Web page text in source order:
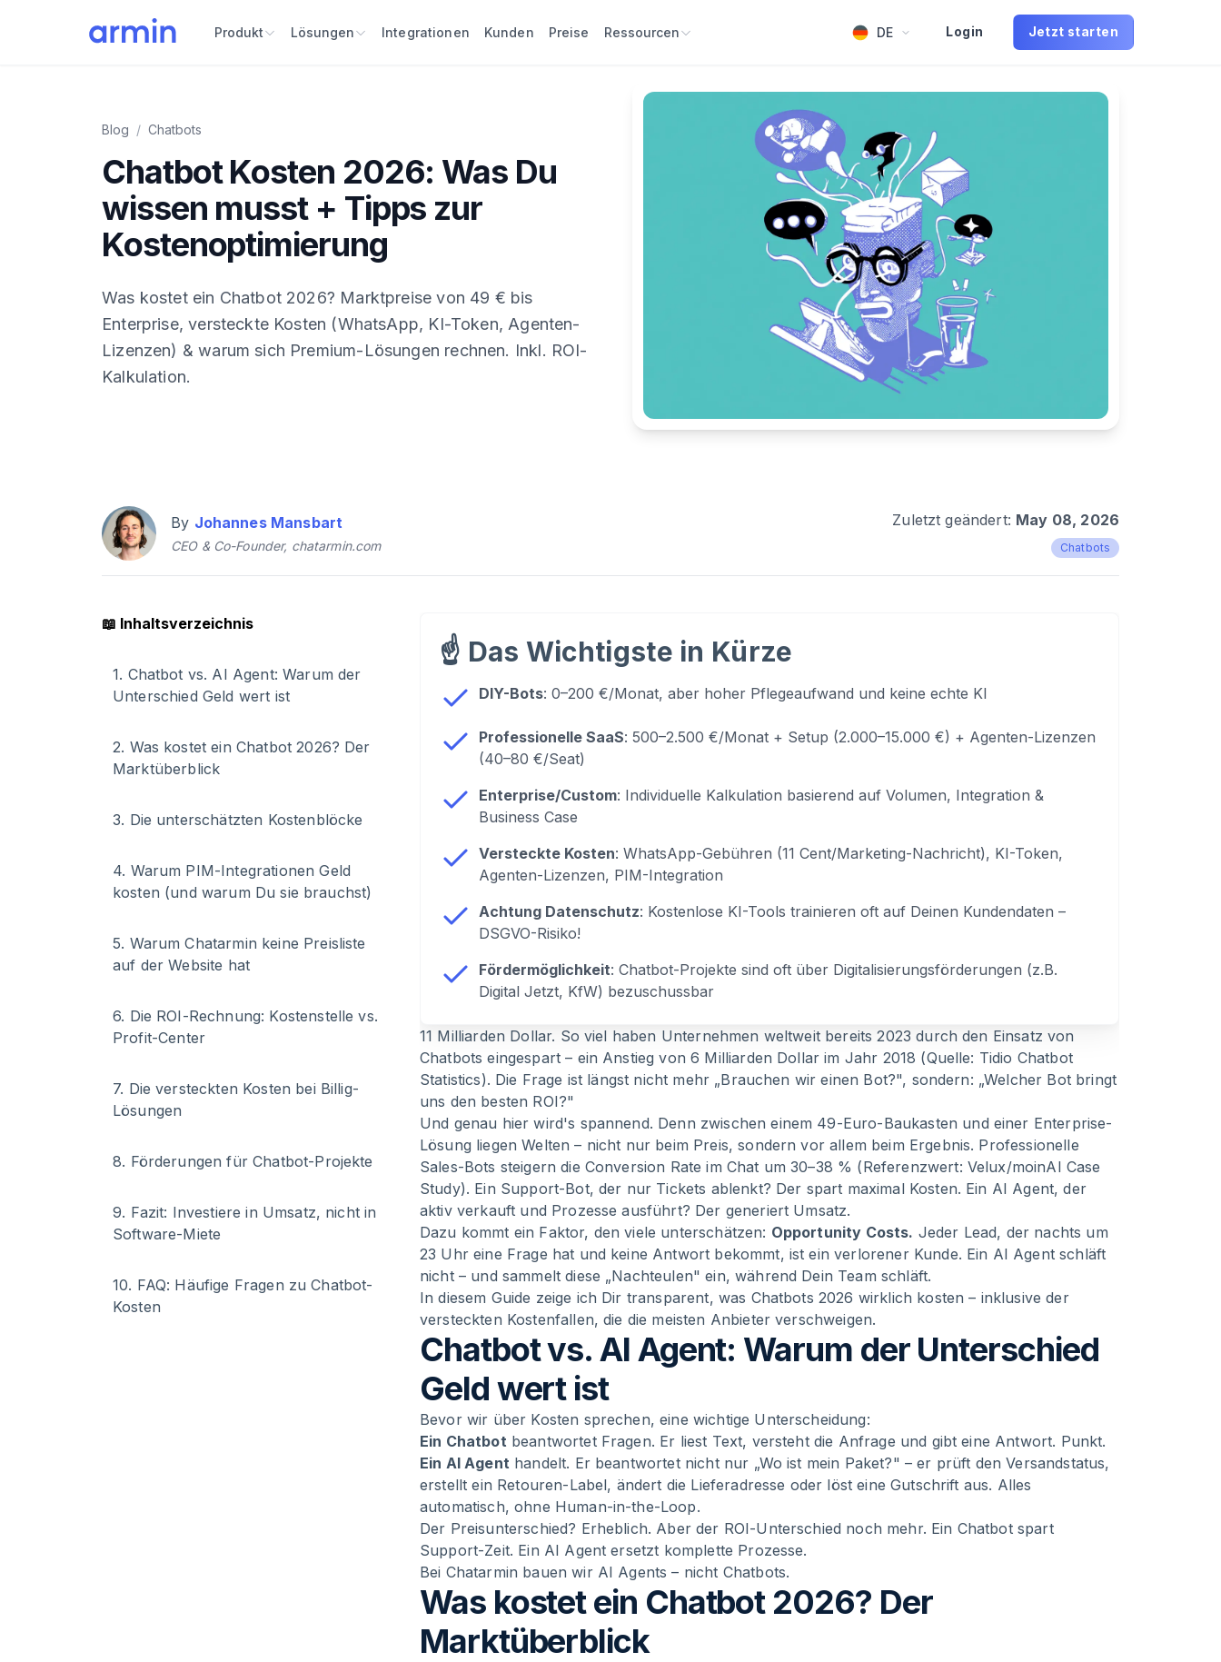
Produkt Lösungen Integrationen Kunden Preise Ressourcen DE Login Jetzt starten
Blog / Chatbots
Chatbot Kosten 2026: Was Du
wissen musst + Tipps zur
Kostenoptimierung
Was kostet ein Chatbot 2026? Marktpreise von 49 € bis
Enterprise, versteckte Kosten (WhatsApp, KI-Token, Agenten-
Lizenzen) & warum sich Premium-Lösungen rechnen. Inkl. ROI-
Kalkulation.
By Johannes Mansbart
CEO & Co-Founder, chatarmin.com
Zuletzt geändert: May 08, 2026
Chatbots
📖 Inhaltsverzeichnis
1. Chatbot vs. AI Agent: Warum der
Unterschied Geld wert ist
2. Was kostet ein Chatbot 2026? Der
Marktüberblick
3. Die unterschätzten Kostenblöcke
4. Warum PIM-Integrationen Geld
kosten (und warum Du sie brauchst)
5. Warum Chatarmin keine Preisliste
auf der Website hat
6. Die ROI-Rechnung: Kostenstelle vs.
Profit-Center
7. Die versteckten Kosten bei Billig-
Lösungen
8. Förderungen für Chatbot-Projekte
9. Fazit: Investiere in Umsatz, nicht in
Software-Miete
10. FAQ: Häufige Fragen zu Chatbot-
Kosten
☝️ Das Wichtigste in Kürze
DIY-Bots: 0–200 €/Monat, aber hoher Pflegeaufwand und keine echte KI
Professionelle SaaS: 500–2.500 €/Monat + Setup (2.000–15.000 €) + Agenten-Lizenzen
(40–80 €/Seat)
Enterprise/Custom: Individuelle Kalkulation basierend auf Volumen, Integration &
Business Case
Versteckte Kosten: WhatsApp-Gebühren (11 Cent/Marketing-Nachricht), KI-Token,
Agenten-Lizenzen, PIM-Integration
Achtung Datenschutz: Kostenlose KI-Tools trainieren oft auf Deinen Kundendaten –
DSGVO-Risiko!
Fördermöglichkeit: Chatbot-Projekte sind oft über Digitalisierungsförderungen (z.B.
Digital Jetzt, KfW) bezuschussbar
11 Milliarden Dollar. So viel haben Unternehmen weltweit bereits 2023 durch den Einsatz von
Chatbots eingespart – ein Anstieg von 6 Milliarden Dollar im Jahr 2018 (Quelle: Tidio Chatbot
Statistics). Die Frage ist längst nicht mehr „Brauchen wir einen Bot?", sondern: „Welcher Bot bringt
uns den besten ROI?"
Und genau hier wird's spannend. Denn zwischen einem 49-Euro-Baukasten und einer Enterprise-
Lösung liegen Welten – nicht nur beim Preis, sondern vor allem beim Ergebnis. Professionelle
Sales-Bots steigern die Conversion Rate im Chat um 30–38 % (Referenzwert: Velux/moinAI Case
Study). Ein Support-Bot, der nur Tickets ablenkt? Der spart maximal Kosten. Ein AI Agent, der
aktiv verkauft und Prozesse ausführt? Der generiert Umsatz.
Dazu kommt ein Faktor, den viele unterschätzen: Opportunity Costs. Jeder Lead, der nachts um
23 Uhr eine Frage hat und keine Antwort bekommt, ist ein verlorener Kunde. Ein AI Agent schläft
nicht – und sammelt diese „Nachteulen" ein, während Dein Team schläft.
In diesem Guide zeige ich Dir transparent, was Chatbots 2026 wirklich kosten – inklusive der
versteckten Kostenfallen, die die meisten Anbieter verschweigen.
Chatbot vs. AI Agent: Warum der Unterschied
Geld wert ist
Bevor wir über Kosten sprechen, eine wichtige Unterscheidung:
Ein Chatbotbeantwortet Fragen. Er liest Text, versteht die Anfrage und gibt eine Antwort. Punkt.
Ein AI Agenthandelt. Er beantwortet nicht nur „Wo ist mein Paket?" – er prüft den Versandstatus,
erstellt ein Retouren-Label, ändert die Lieferadresse oder löst eine Gutschrift aus. Alles
automatisch, ohne Human-in-the-Loop.
Der Preisunterschied? Erheblich. Aber der ROI-Unterschied noch mehr. Ein Chatbot spart
Support-Zeit. Ein AI Agent ersetzt komplette Prozesse.
Bei Chatarmin bauen wir AI Agents – nicht Chatbots.
Was kostet ein Chatbot 2026? Der
Marktüberblick